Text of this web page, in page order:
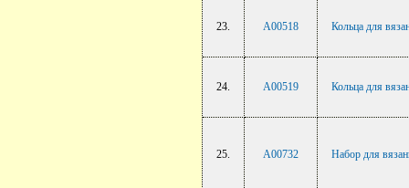
23. A00518 Кольца для
24. A00519 Кольца для
25. A00732 Набор для